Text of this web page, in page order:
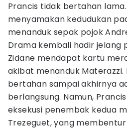
Prancis tidak bertahan
menyamakan kedudukan
menanduk sepak pojok
Drama kembali hadir jelang
Zidane mendapat kartu
akibat menanduk
bertahan sampai akhirnya
berlangsung. Namun,
eksekusi penembak kedua
Trezeguet, yang